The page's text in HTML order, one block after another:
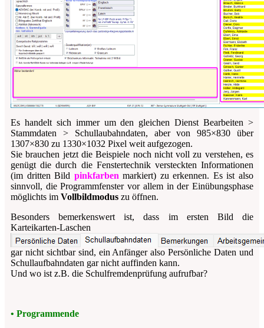
Es handelt sich immer um den gleichen DienstBearbeiten >
Stammdaten > Schullaubahndaten, aber von 985×830 über
1307×830 zu 1330×1032 Pixel weit aufgezogen.
Sie brauchen jetzt die Beispiele noch nicht voll zu verstehen, es
genügt die durch die Fenstertechnik versteckten Informationen
(im dritten Bild pinkfarben markiert) zu erkennen. Es ist also
sinnvoll, die Programmfenster vor allem in der Einübungsphase
möglichts im Vollbildmodus zu öffnen.
Besonders bemerkenswert ist, dass im ersten Bild die
Karteikarten-Laschen
gar nicht sichtbar sind, ein Anfänger alsoPersönliche Daten und
Schullaufbahndaten gar nicht auffinden kann.
Und wo ist z.B. die Schulfremdenprüfung aufrufbar?
• Programmende